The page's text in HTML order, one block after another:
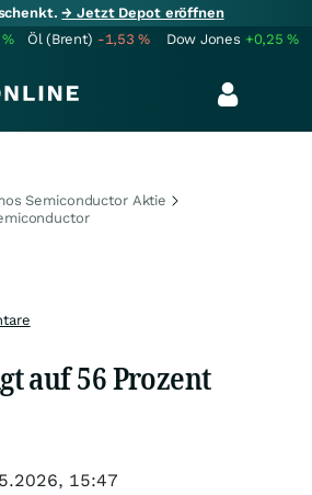
→ Jetzt Depot eröffnen
% Öl (Brent) -1,53% Dow Jones +0,25%
Semiconductor Aktie
auf 56 Prozent
15:47